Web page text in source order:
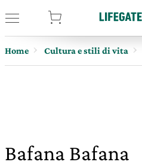
Home Cultura e stili di vita
Bafana Bafana